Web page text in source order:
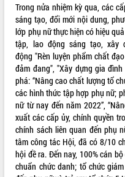
VIDEO
Loading the player...
Trailer Lễ hội Sầu riêng Đắk Lắk năm
2026
Trong nửa nhiệm kỳ qua, các
sáng tạo, đổi mới nội dung,
lớp phụ nữ thực hiện có hiệu
tập, lao động sáng tạo, xây
động "Rèn luyện phẩm chất
đảm đang", "Xây dựng gia
phá: “Nâng cao chất lượng tổ
các hình thức tập hợp phụ nữ;
nữ từ nay đến năm 2022”,
xuất các cấp ủy, chính quyền
chính sách liên quan đến phụ
tâm công tác Hội, đã có 8/10
hội đề ra. Đến nay, 100% cán
chuẩn chức danh; tổ chức